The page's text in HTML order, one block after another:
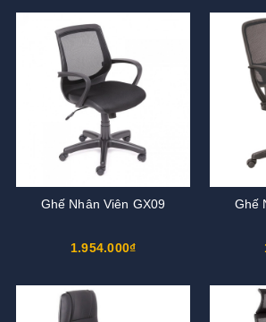
Ghế Nhân Viên GX09
1.954.000₫
Ghế